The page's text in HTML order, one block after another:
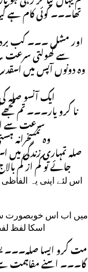
تھا۔۔۔ کوئی کام ہے
اور مشل ۔۔۔ کب
سے کھولتی سرعت
وہ دونوں آپس میں
ایک آنسو صلہ
نا کرو یار۔۔۔ تم
سرعت سے
وہ تمسخرانہ
صلہ تمہاری زندگی
جائے تو کم از کم
اس لئے اپنی یہ
میں اب اس خوبصورت
اسکا لفظ
مت کرو ایسا صلہ۔۔۔
گا۔۔۔ اسنے مفاہمت سے